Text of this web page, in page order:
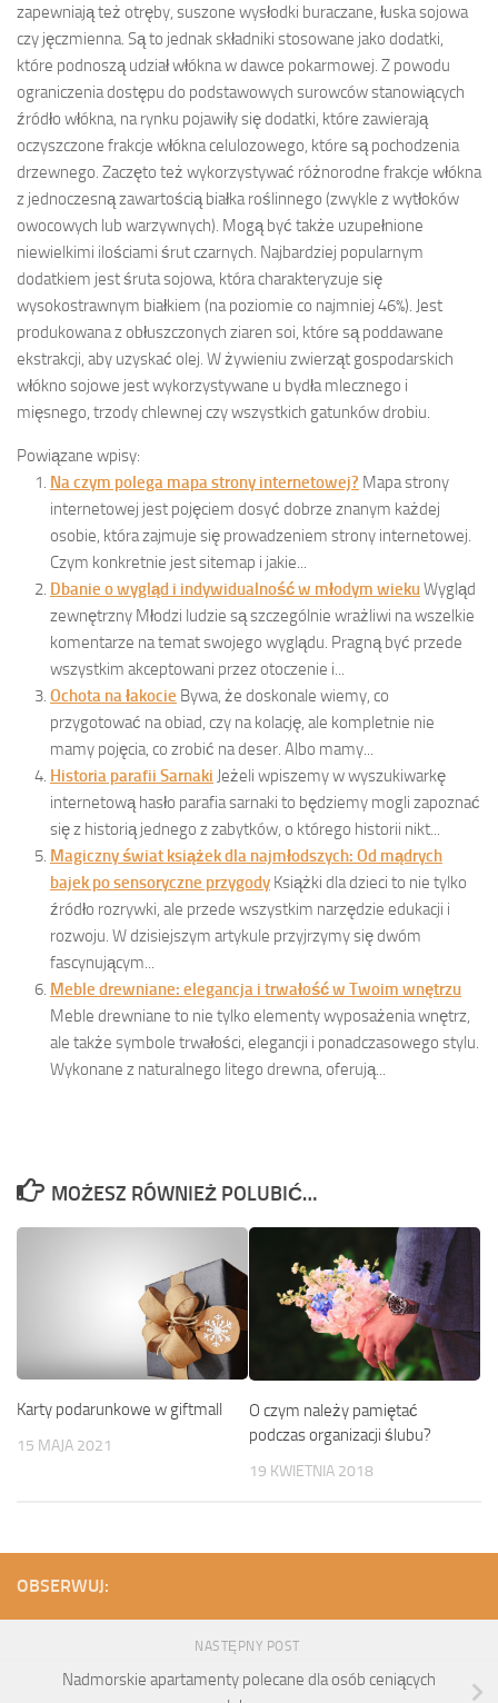
zapewniają też otręby, suszone wysłodki buraczane, łuska sojowa
czy jęczmienna. Są to jednak składniki stosowane jako dodatki,
które podnoszą udział włókna w dawce pokarmowej. Z powodu
ograniczenia dostępu do podstawowych surowców stanowiących
źródło włókna, na rynku pojawiły się dodatki, które zawierają
oczyszczone frakcje włókna celulozowego, które są pochodzenia
drzewnego. Zaczęto też wykorzystywać różnorodne frakcje włókna
z jednoczesną zawartością białka roślinnego (zwykle z wytłoków
owocowych lub warzywnych). Mogą być także uzupełnione
niewielkimi ilościami śrut czarnych. Najbardziej popularnym
dodatkiem jest śruta sojowa, która charakteryzuje się
wysokostrawnym białkiem (na poziomie co najmniej 46%). Jest
produkowana z obłuszczonych ziaren soi, które są poddawane
ekstrakcji, aby uzyskać olej. W żywieniu zwierząt gospodarskich
włókno sojowe jest wykorzystywane u bydła mlecznego i
mięsnego, trzody chlewnej czy wszystkich gatunków drobiu.
Powiązane wpisy:
Na czym polega mapa strony internetowej? Mapa strony
internetowej jest pojęciem dosyć dobrze znanym każdej
osobie, która zajmuje się prowadzeniem strony internetowej.
Czym konkretnie jest sitemap i jakie...
Dbanie o wygląd i indywidualność w młodym wiekuWygląd
zewnętrzny Młodzi ludzie są szczególnie wrażliwi na wszelkie
komentarze na temat swojego wyglądu. Pragną być przede
wszystkim akceptowani przez otoczenie i...
Ochota na łakocie Bywa, że doskonale wiemy, co
przygotować na obiad, czy na kolację, ale kompletnie nie
mamy pojęcia, co zrobić na deser. Albo mamy...
Historia parafii Sarnaki Jeżeli wpiszemy w wyszukiwarkę
internetową hasło parafia sarnaki to będziemy mogli zapoznać
się z historią jednego z zabytków, o którego historii nikt...
Magiczny świat książek dla najmłodszych: Od mądrych
bajek po sensoryczne przygody Książki dla dzieci to nie tylko
źródło rozrywki, ale przede wszystkim narzędzie edukacji i
rozwoju. W dzisiejszym artykule przyjrzymy się dwóm
fascynującym...
Meble drewniane: elegancja i trwałość w Twoim wnętrzu
Meble drewniane to nie tylko elementy wyposażenia wnętrz,
ale także symbole trwałości, elegancji i ponadczasowego stylu.
Wykonane z naturalnego litego drewna, oferują...
MOŻESZ RÓWNIEŻ POLUBIĆ…
Karty podarunkowe w giftmall
15 MAJA 2021
O czym należy pamiętać
podczas organizacji ślubu?
19 KWIETNIA 2018
OBSERWUJ:
NASTĘPNY POST
Nadmorskie apartamenty polecane dla osób ceniących